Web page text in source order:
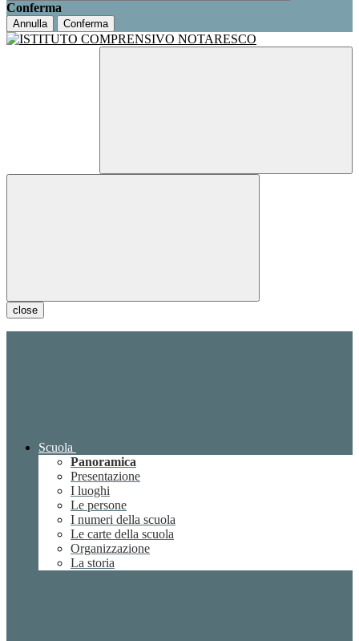
Conferma
Annulla Conferma
close
Scuola
Panoramica
Presentazione
I luoghi
Le persone
I numeri della scuola
Le carte della scuola
Organizzazione
La storia